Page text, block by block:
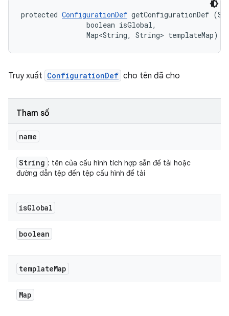
protected ConfigurationDef getConfigurationDef
                boolean isGlobal,
                Map<String, String> templateMap)
Truy xuất ConfigurationDef cho tên đã cho
Tham số
name
String : tên của cấu hình tích hợp sẵn để tải hoặc
đường dẫn tệp đến tệp cấu hình để tải
isGlobal
boolean
templateMap
Map